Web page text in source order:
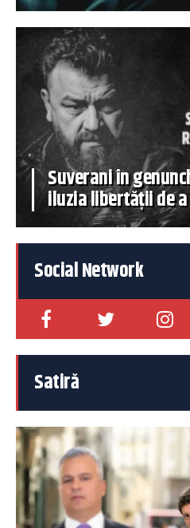
Suverani în
iluzia libertății de
Social Network
Satiră